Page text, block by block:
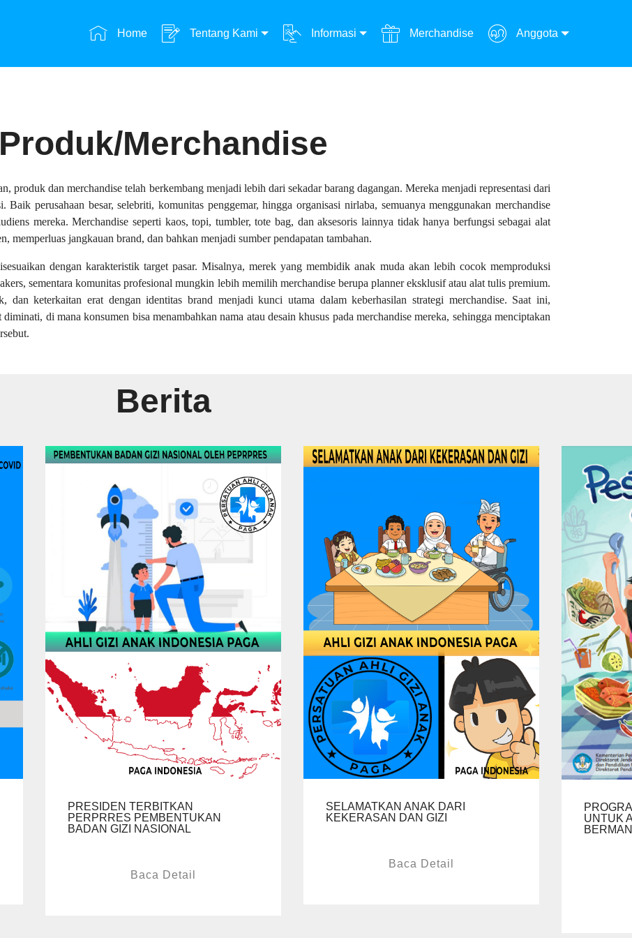
Home Tentang Kami Informasi Merchandise Anggota
Produk/Merchandise
produk dan merchandise telah berkembang menjadi lebih dari sekadar barang dagangan. Mereka menjadi representasi dari
Baik perusahaan besar, selebriti, komunitas penggemar, hingga organisasi nirlaba, semuanya menggunakan merchandise
mereka. Merchandise seperti kaos, topi, tumbler, tote bag, dan aksesoris lainnya tidak hanya berfungsi sebagai alat
memperluas jangkauan brand, dan bahkan menjadi sumber pendapatan tambahan.
dengan karakteristik target pasar. Misalnya, merek yang membidik anak muda akan lebih cocok memproduksi
sementara komunitas profesional mungkin lebih memilih merchandise berupa planner eksklusif atau alat tulis premium.
keterkaitan erat dengan identitas brand menjadi kunci utama dalam keberhasilan strategi merchandise. Saat ini,
di mana konsumen bisa menambahkan nama atau desain khusus pada merchandise mereka, sehingga menciptakan
Berita
PRESIDEN TERBITKAN
PERPRRES PEMBENTUKAN
BADAN GIZI NASIONAL
Baca Detail
SELAMATKAN ANAK DARI
KEKERASAN DAN GIZI
Baca Detail
UNTUK